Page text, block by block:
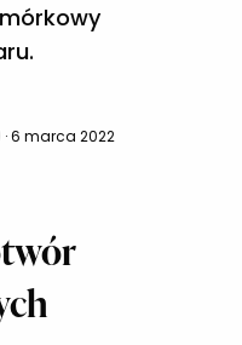
· 6 marca 2022